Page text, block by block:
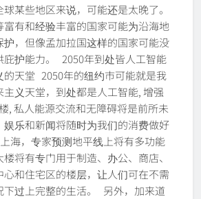
某些地区来说，可能还是太晚了。
富有和经验丰富的国家可能为沿海地
护，但像孟加拉国这样的国家可能没
庇护能力。 2050年到处皆人工智能
的天堂 2050年的纽约市可能就是我
义天堂，到处都是人工智能, 增强
, 私人能源交流和无障碍将是前所未
娱乐和新闻将随时为我们的消费做好
海，专家预测地平线上将有多功能
将有专门用于制造、办公、商店、
和住宅区的楼层，让人们可在不需
下过上完整的生活。 另外，加来道